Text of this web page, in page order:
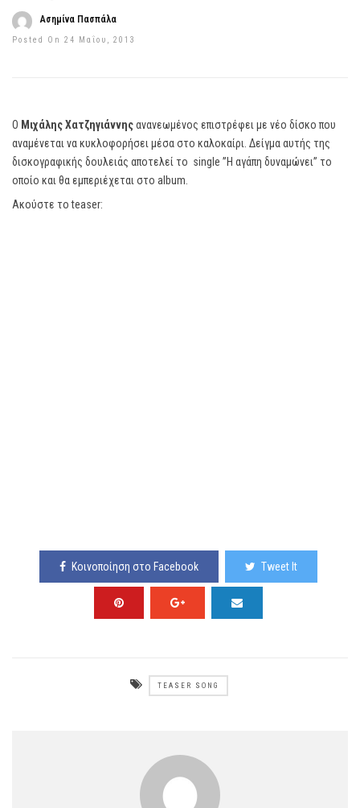
Ασημίνα Πασπάλα
Posted On 24 Μαΐου, 2013
Ο Μιχάλης Χατζηγιάννηςανανεωμένος επιστρέφει με νέο δίσκο που
αναμένεται να κυκλοφορήσει μέσα στο καλοκαίρι. Δείγμα αυτής της
δισκογραφικής δουλειάς αποτελεί το single ”Η αγάπη δυναμώνει” το
οποίo και θα εμπεριέχεται στο album.
Ακούστε το teaser:
Κοινοποίηση στο Facebook Tweet It
TEASER SONG